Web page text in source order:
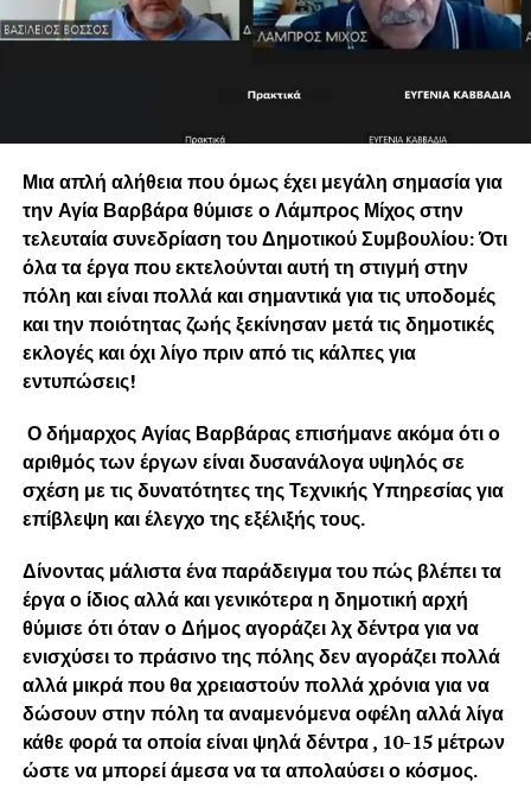
Μια απλή αλήθεια που όμως έχει μεγάλη σημασία για
την Αγία Βαρβάρα θύμισε ο Λάμπρος Μίχος στην
τελευταία συνεδρίαση του Δημοτικού Συμβουλίου: Ότι
όλα τα έργα που εκτελούνται αυτή τη στιγμή στην
πόλη και είναι πολλά και σημαντικά για τις υποδομές
και την ποιότητας ζωής ξεκίνησαν μετά τις δημοτικές
εκλογές και όχι λίγο πριν από τις κάλπες για
εντυπώσεις!
Ο δήμαρχος Αγίας Βαρβάρας επισήμανε ακόμα ότι ο
αριθμός των έργων είναι δυσανάλογα υψηλός σε
σχέση με τις δυνατότητες της Τεχνικής Υπηρεσίας για
επίβλεψη και έλεγχο της εξέλιξής τους.
Δίνοντας μάλιστα ένα παράδειγμα του πώς βλέπει τα
έργα ο ίδιος αλλά και γενικότερα η δημοτική αρχή
θύμισε ότι όταν ο Δήμος αγοράζει λχ δέντρα για να
ενισχύσει το πράσινο της πόλης δεν αγοράζει πολλά
αλλά μικρά που θα χρειαστούν πολλά χρόνια για να
δώσουν στην πόλη τα αναμενόμενα οφέλη αλλά λίγα
κάθε φορά τα οποία είναι ψηλά δέντρα , 10-15 μέτρων
ώστε να μπορεί άμεσα να τα απολαύσει ο κόσμος.